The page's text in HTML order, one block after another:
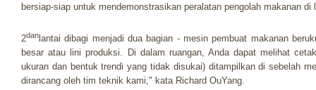
bersiap-siap untuk mendemonstrasikan peralatan pengolah makanan di
2dan lantai dibagi menjadi dua bagian - mesin pembuat makanan
besar atau lini produksi. Di dalam ruangan, Anda dapat melihat
ukuran dan bentuk trendi yang tidak disukai) ditampilkan di sebelah
dirancang oleh tim teknik kami," kata Richard OuYang.